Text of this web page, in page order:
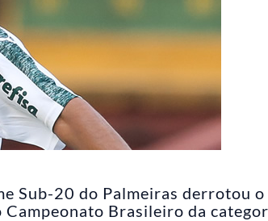
Sub-20 do Palmeiras derrotou o
Brasileiro da